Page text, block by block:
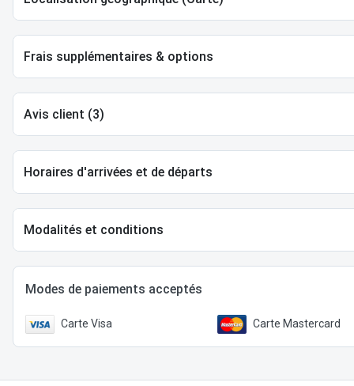
Frais supplémentaires & options
Avis client (3)
Horaires d'arrivées et de départs
Modalités et conditions
Modes de paiements acceptés
Carte Visa Carte Mastercard